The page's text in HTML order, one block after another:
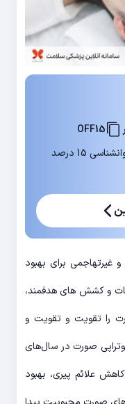
OFF15
در اولین مشاوره آنلاین پزشکی یا روانشناسی 15 درصد
غیرتهاجمی برای بهبود
و کشش های هدفمند،
را تقویت و تقویت و
صورت در سال‌های
علائم پیری، بهبود